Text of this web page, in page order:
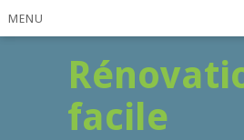
MENU
facile